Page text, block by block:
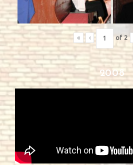
« ‹ of2
2008